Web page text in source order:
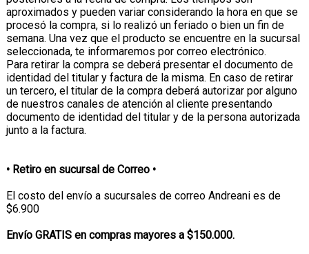
aproximados y pueden variar considerando la hora en que se
procesó la compra, si lo realizó un feriado o bien un fin de
semana. Una vez que el producto se encuentre en la sucursal
seleccionada, te informaremos por correo electrónico.
Para retirar la compra se deberá presentar el documento de
identidad del titular y factura de la misma. En caso de retirar
un tercero, el titular de la compra deberá autorizar por alguno
de nuestros canales de atención al cliente presentando
documento de identidad del titular y de la persona autorizada
junto a la factura.
• Retiro en sucursal de Correo •
El costo del envío a sucursales de correo Andreani es de
$6.900
Envío GRATIS en compras mayores a $150.000.